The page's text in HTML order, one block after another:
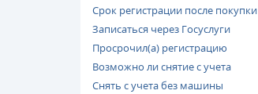
Срок регистрации после покупки
Записаться через Госуслуги
Просрочил(а) регистрацию
Возможно ли снятие с учета
Снять с учета без машины